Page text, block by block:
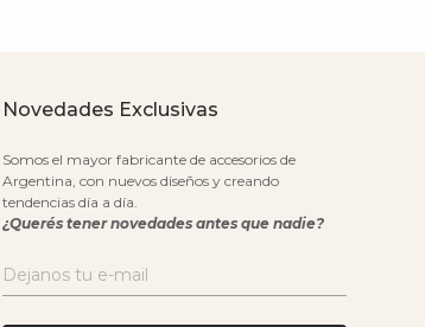
Novedades Exclusivas
Somos el mayor fabricante de accesorios de
Argentina, con nuevos diseños y creando
tendencias día a día.
¿Querés tener novedades antes que nadie?